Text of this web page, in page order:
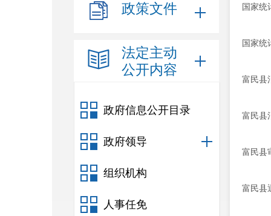
政策文件
法定主动
公开内容
政府信息公开目录
政府领导
组织机构
人事任免
国家统
国家统
富民县
富民县
富民县
富民县